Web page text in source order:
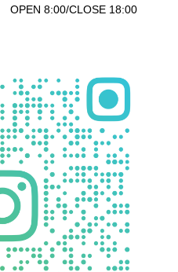
OPEN 8:00/CLOSE 18:00